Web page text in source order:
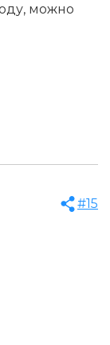
можно
#15